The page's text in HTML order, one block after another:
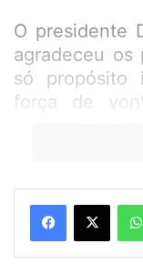
O presidente
agradeceu os
só propósito
força de
representa
A Sessão
presidente
Jacinto, que